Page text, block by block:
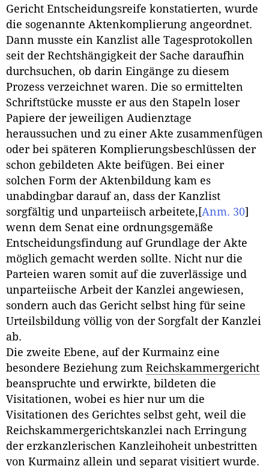
Gericht Entscheidungsreife konstatierten, wurde
die sogenannte Aktenkomplierung angeordnet.
Dann musste ein Kanzlist alle Tagesprotokollen
seit der Rechtshängigkeit der Sache daraufhin
durchsuchen, ob darin Eingänge zu diesem
Prozess verzeichnet waren. Die so ermittelten
Schriftstücke musste er aus den Stapeln loser
Papiere der jeweiligen Audienztage
heraussuchen und zu einer Akte zusammenfügen
oder bei späteren Komplierungsbeschlüssen der
schon gebildeten Akte beifügen. Bei einer
solchen Form der Aktenbildung kam es
unabdingbar darauf an, dass der Kanzlist
sorgfältig und unparteiisch arbeitete, [Anm. 30]
wenn dem Senat eine ordnungsgemäße
Entscheidungsfindung auf Grundlage der Akte
möglich gemacht werden sollte. Nicht nur die
Parteien waren somit auf die zuverlässige und
unparteiische Arbeit der Kanzlei angewiesen,
sondern auch das Gericht selbst hing für seine
Urteilsbildung völlig von der Sorgfalt der Kanzlei
ab.
Die zweite Ebene, auf der Kurmainz eine
besondere Beziehung zum Reichskammergericht
beanspruchte und erwirkte, bildeten die
Visitationen, wobei es hier nur um die
Visitationen des Gerichtes selbst geht, weil die
Reichskammergerichtskanzlei nach Erringung
der erzkanzlerischen Kanzleihoheit unbestritten
von Kurmainz allein und separat visitiert wurde.